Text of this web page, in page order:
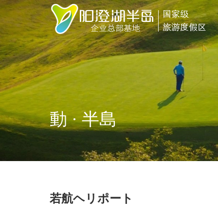
動 · 半島
若航ヘリポート